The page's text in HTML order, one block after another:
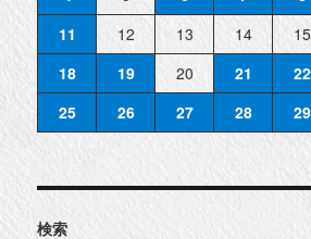
11
12 13 14 15
18
19 20 21 22
25
26 27 28 29
検索